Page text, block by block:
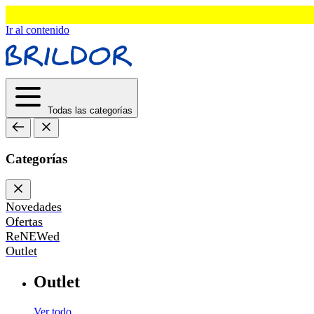
Ir al contenido
Todas las categorías
Categorías
Novedades
Ofertas
ReNEWed
Outlet
Outlet